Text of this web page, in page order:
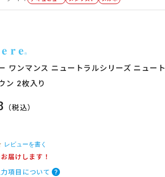
ワンマンス ニュートラルシリーズ ニュート
ン 2枚入り
（税込）
0
.
0
s
レビューを書く
届けします！
項目について